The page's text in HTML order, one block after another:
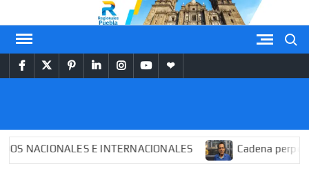
al
contenido
facebooktwitterpinterest
linkedininstagram
youtubethemespiral
PUEBLA
NACIONALES E INTERNACIONALES Cadena perpetua